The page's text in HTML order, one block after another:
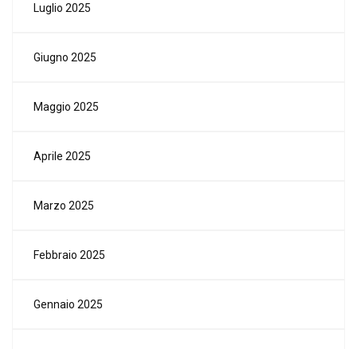
Luglio 2025
Giugno 2025
Maggio 2025
Aprile 2025
Marzo 2025
Febbraio 2025
Gennaio 2025